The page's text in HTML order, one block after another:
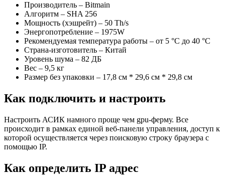
Производитель – Bitmain
Алгоритм – SHA 256
Мощность (хэшрейт) – 50 Th/s
Энергопотребление – 1975W
Рекомендуемая температура работы – от 5 °C до 40 °C
Страна-изготовитель – Китай
Уровень шума – 82 ДБ
Вес – 9,5 кг
Размер без упаковки – 17,8 см * 29,6 см * 29,8 см
Как подключить и настроить
Настроить АСИК намного проще чем gpu-ферму. Все
происходит в рамках единой веб-панели управления, доступ к
которой осуществляется через поисковую строку браузера с
помощью IP.
Как определить IP адрес